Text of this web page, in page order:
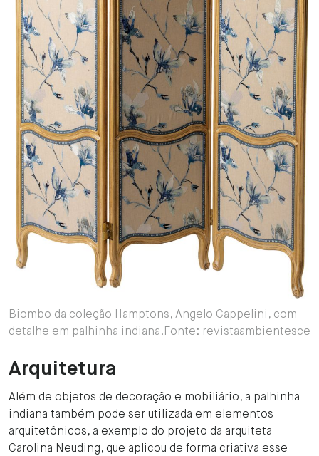
Biombo da coleção Hamptons, Angelo Cappelini, com
detalhe em palhinha indiana.Fonte: revistaambientesce
Arquitetura
Além de objetos de decoração e mobiliário, a palhinha
indiana também pode ser utilizada em elementos
arquitetônicos, a exemplo do projeto da arquiteta
Carolina Neuding, que aplicou de forma criativa esse